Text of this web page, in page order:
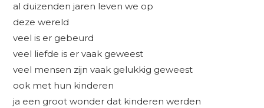
al duizenden jaren leven we op
deze wereld
veel is er gebeurd
veel liefde is er vaak geweest
veel mensen zijn vaak gelukkig geweest
ook met hun kinderen
ja een groot wonder dat kinderen werden